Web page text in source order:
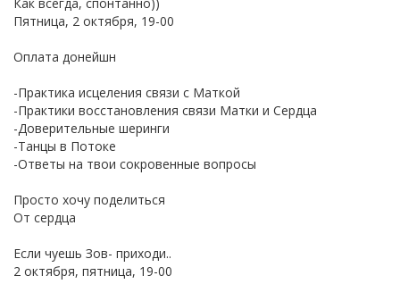
Пятница, 2 октября, 19-00
Оплата донейшн
-Практика исцеления связи с Маткой
-Практики восстановления связи Матки и Сердца
-Доверительные шеринги
-Танцы в Потоке
-Ответы на твои сокровенные вопросы
Просто хочу поделиться
От сердца
Если чуешь Зов- приходи..
2 октября, пятница, 19-00